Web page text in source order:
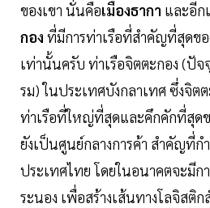
ของเขา นั่นคือเมืองธากา และอีก
กอง ที่มีการท่าเรือที่สำคัญที่สุดขอ
เท่านั้นครับ ท่าเรือจิตตะกอง (ปั
รม) ในประเทศบังกลาเทศ ซึ่งจิต
ท่าเรือที่ใหญ่ที่สุดและคึกคักที่สุด
ยังเป็นศูนย์กลางการค้า สำคัญที่ก
ประเทศไทย โดยในอนาคตจะมีก
ระนอง เพื่อสร้างเส้นทางโลจิสติ